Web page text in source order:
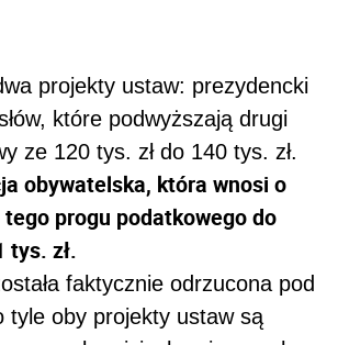
projekty ustaw: prezydencki
które podwyższają drugi
ze 120 tys. zł do 140 tys. zł.
obywatelska, która wnosi o
progu podatkowego do
tys. zł.
faktycznie odrzucona pod
tyle oby projekty ustaw są